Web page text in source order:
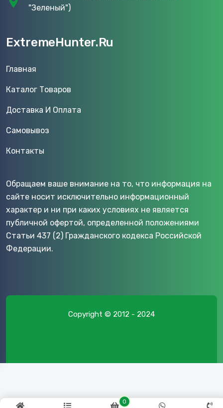
0
"Зеленый")
ExtremeHunter.Ru
Главная
Каталог Товаров
Доставка И Оплата
Самовывоз
Контакты
Обращаем ваше внимание на то, что информация на
сайте носит исключительно информационный
характер и ни при каких условиях не является
публичной офертой, определенной положениями
Статьи 437 (2) Гражданского кодекса Российской
Федерации.
Copyright © 2012 - 2024